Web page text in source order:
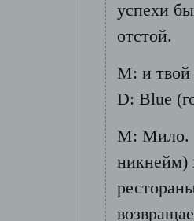
успехи
отстой.
М: и твой
D: Blue
М: Мило.
никнейм)